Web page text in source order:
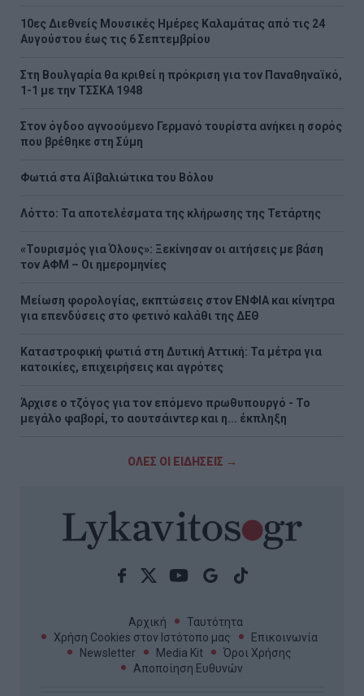
10ες Διεθνείς Μουσικές Ημέρες Καλαμάτας από τις 24
Αυγούστου έως τις 6 Σεπτεμβρίου
Στη Βουλγαρία θα κριθεί η πρόκριση για τον Παναθηναϊκό,
1-1 με την ΤΣΣΚΑ 1948
Στον όγδοο αγνοούμενο Γερμανό τουρίστα ανήκει η σορός
που βρέθηκε στη Σύμη
Φωτιά στα Αϊβαλιώτικα του Βόλου
Λόττο: Τα αποτελέσματα της κλήρωσης της Τετάρτης
«Τουρισμός για Όλους»: Ξεκίνησαν οι αιτήσεις με βάση
τον ΑΦΜ – Οι ημερομηνίες
Μείωση φορολογίας, εκπτώσεις στον ΕΝΦΙΑ και κίνητρα
για επενδύσεις στο φετινό καλάθι της ΔΕΘ
Καταστροφική φωτιά στη Δυτική Αττική: Τα μέτρα για
κατοικίες, επιχειρήσεις και αγρότες
Άρχισε ο τζόγος για τον επόμενο πρωθυπουργό - Το
μεγάλο φαβορί, το αουτσάιντερ και η... έκπληξη
ΟΛΕΣ ΟΙ ΕΙΔΗΣΕΙΣ →
Αρχική
Ταυτότητα
Χρήση Cookies στον Ιστότοπο μας
Επικοινωνία
Newsletter
Media Kit
Όροι Χρήσης
Αποποίηση Ευθυνών